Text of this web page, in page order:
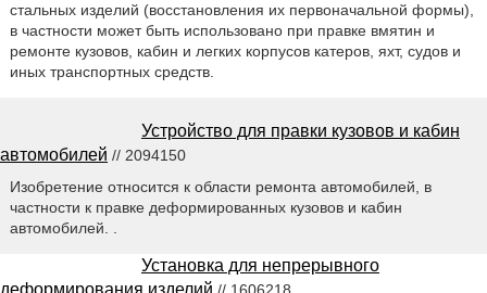
стальных изделий (восстановления их первоначальной формы),
в частности может быть использовано при правке вмятин и
ремонте кузовов, кабин и легких корпусов катеров, яхт, судов и
иных транспортных средств.
Устройство для правки кузовов и кабин
автомобилей // 2094150
Изобретение относится к области ремонта автомобилей, в
частности к правке деформированных кузовов и кабин
автомобилей. .
Установка для непрерывного